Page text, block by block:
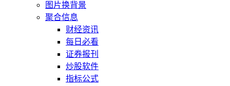
图片换背景
聚合信息
财经资讯
每日必看
证券报刊
炒股软件
指标公式